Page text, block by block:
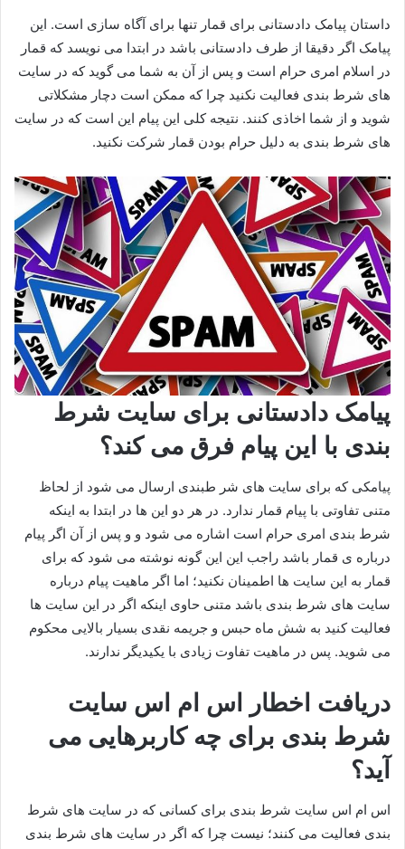
داستان پیامک دادستانی برای قمار تنها برای آگاه سازی است. این
پیامک اگر دقیقا از طرف دادستانی باشد در ابتدا می نویسد که قمار
در اسلام امری حرام است و پس از آن به شما می گوید که در سایت
های شرط بندی فعالیت نکنید چرا که ممکن است دچار مشکلاتی
شوید و از شما اخاذی کنند. نتیجه کلی این پیام این است که در سایت
های شرط بندی به دلیل حرام بودن قمار شرکت نکنید.
پیامک دادستانی برای سایت شرط
بندی با این پیام فرق می کند؟
پیامکی که برای سایت های شر طبندی ارسال می شود از لحاظ
متنی تفاوتی با پیام قمار ندارد. در هر دو این ها در ابتدا به اینکه
شرط بندی امری حرام است اشاره می شود و و پس از آن اگر پیام
درباره ی قمار باشد راجب این این گونه نوشته می شود که برای
قمار به این سایت ها اطمینان نکنید؛ اما اگر ماهیت پیام درباره
سایت های شرط بندی باشد متنی حاوی اینکه اگر در این سایت ها
فعالیت کنید به شش ماه حبس و جریمه نقدی بسیار بالایی محکوم
می شوید. پس در ماهیت تفاوت زیادی با یکیدیگر ندارند.
دریافت اخطار اس ام اس سایت
شرط بندی برای چه کاربرهایی می
آید؟
اس ام اس سایت شرط بندی برای کسانی که در سایت های شرط
بندی فعالیت می کنند؛ نیست چرا که اگر در سایت های شرط بندی